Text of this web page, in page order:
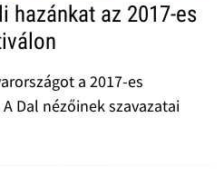
hazánkat az 2017-es
a 2017-es
Dal nézőinek szavazatai